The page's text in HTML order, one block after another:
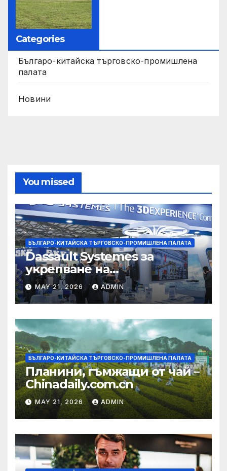
Categories
Българо-китайска търговско-промишлена
палата
Новини
You missed
БЪЛГАРО-КИТАЙСКА ТЪРГОВСКО-ПРОМИШЛЕНА ПАЛАТА
Dassault Systemes за
укрепване на
изграждането на AI
екосистема в Китай
MAY 21, 2026 ADMIN
БЪЛГАРО-КИТАЙСКА ТЪРГОВСКО-ПРОМИШЛЕНА ПАЛАТА
Планини, гъмжащи от чай –
Chinadaily.com.cn
MAY 21, 2026 ADMIN